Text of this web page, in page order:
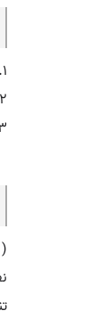
۱. چیزی را با خود از جایی به جای دیگر رساندن، حمل کردن.
۲. سود گرفتن به ویژه در قمار.
۳. (ورزش ) پیش